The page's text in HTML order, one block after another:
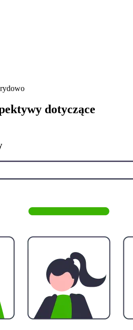
dotyczące